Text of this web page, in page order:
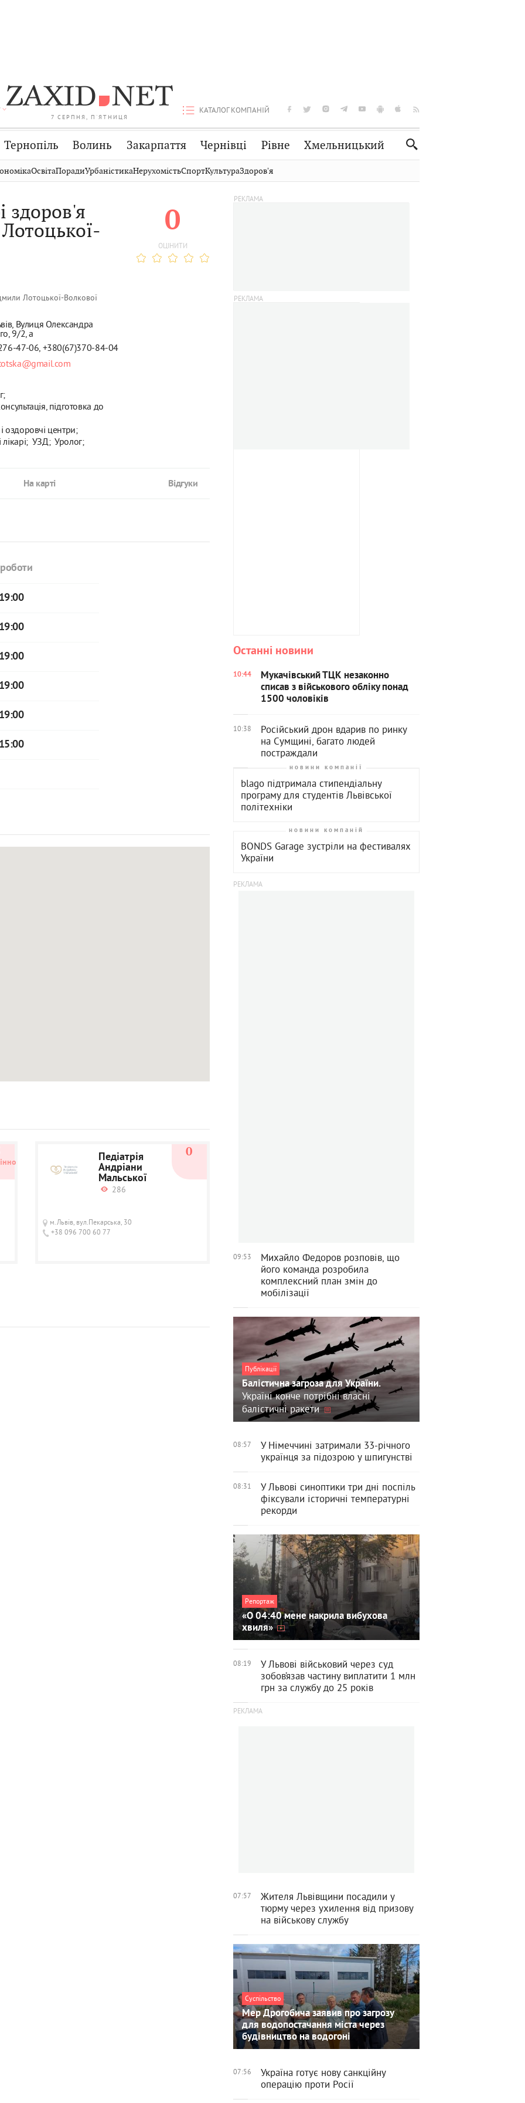
7 СЕРПНЯ, П'ЯТНИЦЯ
КАТАЛОГ КОМПАНІЙ
Тернопіль Волинь Закарпаття Чернівці Рівне Хмельницький
Стрий
Хмельницький
Вінниця
Публікації Авто Словко
ОсвітаПорадиУрбаністикаНерухомістьСпортКультураЗдоровʼя
здоров'я
Лотоцької-Волкової
Вулиця Олександра
9/2, а
47-06, +380(67)370-84-04
підготовка до
оздоровчі центри;
УЗД; Уролог;
0
ОЦІНИТИ
На карті Відгуки
Педіатрія
Андріани
Мальської
286
м.Львів, вул.Пекарська, 30
+38 096 700 60 77
0
Останні новини
10:44
Мукачівський ТЦК незаконно
списав з військового обліку понад
1500 чоловіків
10:38
Російський дрон вдарив по ринку
на Сумщині, багато людей
постраждали
новини компанії
blago підтримала стипендіальну
програму для студентів Львівської
політехніки
новини компаній
BONDS Garage зустріли на фестивалях
України
09:53
Михайло Федоров розповів, що
його команда розробила
комплексний план змін до
мобілізації
Публікації
Балістична загроза для України.
Україні конче потрібні власні
балістичні ракети
08:57
У Німеччині затримали 33-річного
українця за підозрою у шпигунстві
08:31
У Львові синоптики три дні поспіль
фіксували історичні температурні
рекорди
Репортаж
«О 04:40 мене накрила вибухова
хвиля»
08:19
У Львові військовий через суд
зобов’язав частину виплатити 1 млн
грн за службу до 25 років
07:57
Жителя Львівщини посадили у
тюрму через ухилення від призову
на військову службу
Суспільство
Мер Дрогобича заявив про загрозу
для водопостачання міста через
будівництво на водогоні
07:56
Україна готує нову санкційну
операцію проти Росії